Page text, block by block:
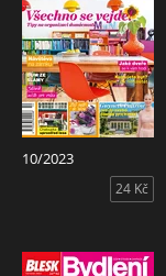
10/2023
24 Kč